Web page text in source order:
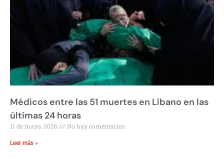
Médicos entre las 51 muertes en Líbano en las
últimas 24 horas
11 de mayo, 2026 No hay comentarios
Leer más »